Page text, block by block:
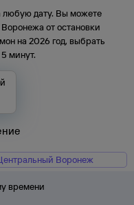
любую дату. Вы можете
Воронежа отостановки
на 2026 год, выбрать
минут.
Воронеж
времени